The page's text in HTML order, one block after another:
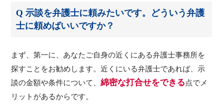
Q 示談を弁護士に頼みたいです。どういう弁護
士に頼めばいいですか？
まず、第一に、あなたご自身の近くにある弁護士事務所を
探すことをお勧めします。近くにいる弁護士であれば、示
談の金額や条件について、綿密な打合せをできる点でメ
リットがあるからです。